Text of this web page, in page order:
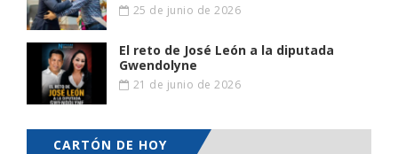
25 de junio de 2026
El reto de José León a la diputada
Gwendolyne
21 de junio de 2026
CARTÓN DE HOY